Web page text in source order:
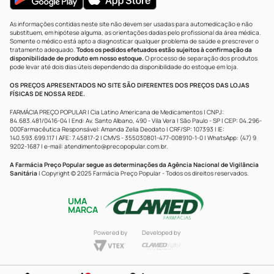
As informações contidas neste site não devem ser usadas para automedicação e não
substituem, em hipótese alguma, as orientações dadas pelo profissional da área médica.
Somente o médico está apto a diagnosticar qualquer problema de saúde e prescrever o
tratamento adequado. Todos os pedidos efetuados estão sujeitos à confirmação da
disponibilidade de produto em nosso estoque.O processo de separação dos produtos
pode levar até dois dias úteis dependendo da disponibilidade do estoque em loja.
OS PREÇOS APRESENTADOS NO SITE SÃO DIFERENTES DOS PREÇOS DAS LOJAS
FÍSICAS DE NOSSA REDE.
FARMÁCIA PREÇO POPULAR | Cia Latino Americana de Medicamentos | CNPJ:
84.683.481/0416-04 | End: Av. Santo Albano, 490 - Vila Vera | São Paulo - SP | CEP: 04.296-
000Farmacêutica Responsável: Amanda Zelia Deodato | CRF/SP: 107393 | IE:
140.593.699.117 | AFE: 7.45817-2 | CMVS - 355030801-477-008910-1-0 | WhatsApp: (47) 9
9202-1687 | e-mail: atendimento@precopopular.com.br.
A Farmácia Preço Popular segue as determinações da Agência Nacional de Vigilância
Sanitária | Copyright © 2025 Farmácia Preço Popular - Todos os direitos reservados.
UMA
MARCA
Powered by Developed by